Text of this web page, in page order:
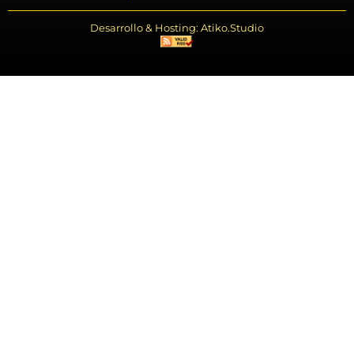
Desarrollo & Hosting: Atiko.Studio